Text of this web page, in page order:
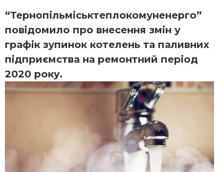
“Тернопільміськтеплокомуненерго”
повідомило про внесення змін у
графік зупинок котелень та паливних
підприємства на ремонтний період
2020 року.